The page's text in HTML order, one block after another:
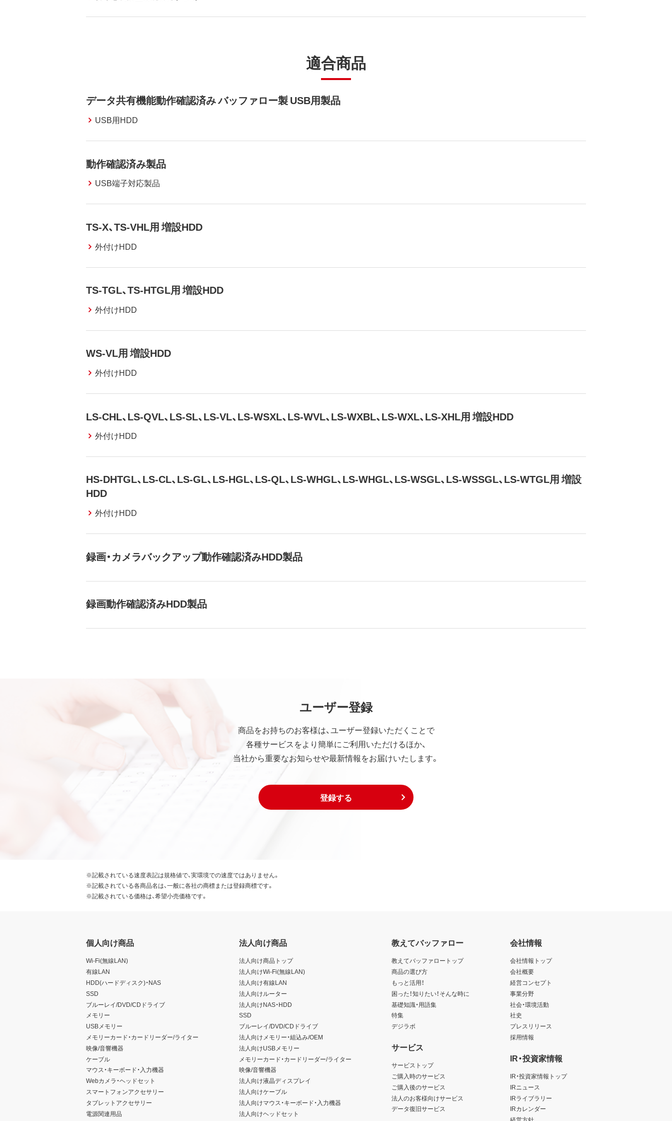
適合商品
データ共有機能動作確認済み バッファロー製 USB用製品
USB用HDD
動作確認済み製品
USB端子対応製品
TS-X、TS-VHL用 増設HDD
外付けHDD
TS-TGL、TS-HTGL用 増設HDD
外付けHDD
WS-VL用 増設HDD
外付けHDD
LS-CHL、LS-QVL、LS-SL、LS-VL、LS-WSXL、LS-WVL、LS-WXBL、LS-WXL、LS-XHL用 増設HDD
外付けHDD
HS-DHTGL、LS-CL、LS-GL、LS-HGL、LS-QL、LS-WHGL、LS-WHGL、LS-WSGL、LS-WSSGL、LS-WTGL用 増設
HDD
外付けHDD
録画・カメラバックアップ動作確認済みHDD製品
録画動作確認済みHDD製品
ユーザー登録
商品をお持ちのお客様は、ユーザー登録いただくことで
各種サービスをより簡単にご利用いただけるほか、
当社から重要なお知らせや最新情報をお届けいたします。
登録する
※記載されている速度表記は規格値で、実環境での速度ではありません。
※記載されている各商品名は、一般に各社の商標または登録商標です。
※記載されている価格は、希望小売価格です。
個人向け商品
Wi-Fi(無線LAN)
有線LAN
HDD(ハードディスク)・NAS
SSD
ブルーレイ/DVD/CDドライブ
メモリー
USBメモリー
メモリーカード・カードリーダー/ライター
映像/音響機器
ケーブル
マウス・キーボード・入力機器
Webカメラ・ヘッドセット
スマートフォンアクセサリー
タブレットアクセサリー
電源関連用品
法人向け商品
法人向け商品トップ
法人向けWi-Fi(無線LAN)
法人向け有線LAN
法人向けルーター
法人向けNAS・HDD
SSD
ブルーレイ/DVD/CDドライブ
法人向けメモリー・組込み/OEM
法人向けUSBメモリー
メモリーカード・カードリーダー/ライター
映像/音響機器
法人向け液晶ディスプレイ
法人向けケーブル
法人向けマウス・キーボード・入力機器
法人向けヘッドセット
教えてバッファロー
教えてバッファロートップ
商品の選び方
もっと活用！
困った！知りたい！そんな時に
基礎知識・用語集
特集
デジラボ
サービス
サービストップ
ご購入時のサービス
ご購入後のサービス
法人のお客様向けサービス
データ復旧サービス
会社情報
会社情報トップ
会社概要
経営コンセプト
事業分野
社会・環境活動
社史
プレスリリース
採用情報
IR・投資家情報
IR・投資家情報トップ
IRニュース
IRライブラリー
IRカレンダー